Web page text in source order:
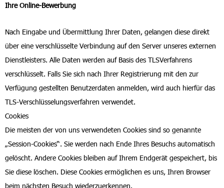
Ihre Online-Bewerbung
Nach Eingabe und Übermittlung Ihrer Daten, gelangen diese direkt
über eine verschlüsselte Verbindung auf den Server unseres externen
Dienstleisters. Alle Daten werden auf Basis des TLSVerfahrens
verschlüsselt. Falls Sie sich nach Ihrer Registrierung mit den zur
Verfügung gestellten Benutzerdaten anmelden, wird auch hierfür das
TLS-Verschlüsselungsverfahren verwendet.
Cookies
Die meisten der von uns verwendeten Cookies sind so genannte
„Session-Cookies“. Sie werden nach Ende Ihres Besuchs automatisch
gelöscht. Andere Cookies bleiben auf Ihrem Endgerät gespeichert, bis
Sie diese löschen. Diese Cookies ermöglichen es uns, Ihren Browser
beim nächsten Besuch wiederzuerkennen.